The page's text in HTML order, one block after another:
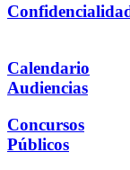
Calendario
Audiencias
Concursos
Públicos